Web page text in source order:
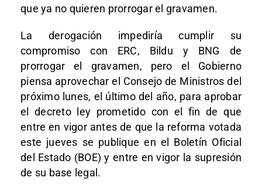
que ya no quieren prorrogar el gravamen.
La derogación impediría cumplir su
compromiso con ERC, Bildu y BNG de
prorrogar el gravamen, pero el Gobierno
piensa aprovechar el Consejo de Ministros del
próximo lunes, el último del año, para aprobar
el decreto ley prometido con el fin de que
entre en vigor antes de que la reforma votada
este jueves se publique en el Boletín Oficial
del Estado (BOE) y entre en vigor la supresión
de su base legal.